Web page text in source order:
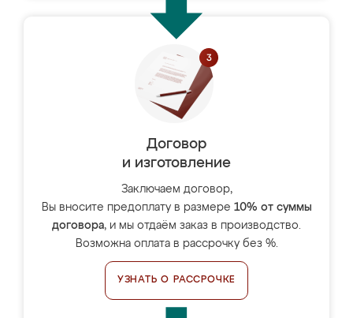
Договор
и изготовление
Заключаем договор,
Вы вносите предоплату в размере 10% от суммы
договора, и мы отдаём заказ в производство.
Возможна оплата в рассрочку без %.
УЗНАТЬ О РАССРОЧКЕ